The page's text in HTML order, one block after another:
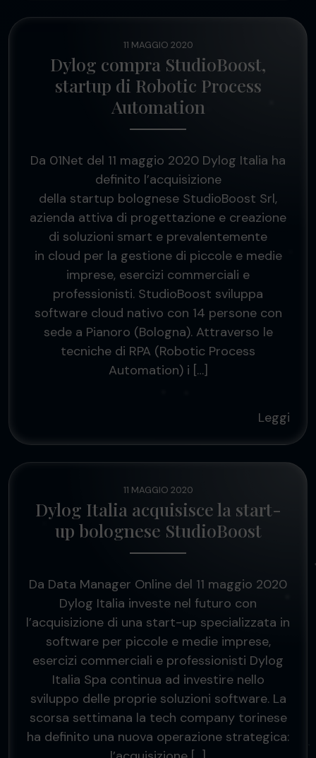
11 MAGGIO 2020
Dylog compra StudioBoost,
startup di Robotic Process
Automation
Da 01Net del 11 maggio 2020 Dylog Italia ha
definito l’acquisizione
della startup bolognese StudioBoost Srl,
azienda attiva di progettazione e creazione
di soluzioni smart e prevalentemente
in cloud per la gestione di piccole e medie
imprese, esercizi commerciali e
professionisti. StudioBoost sviluppa
software cloud nativo con 14 persone con
sede a Pianoro (Bologna). Attraverso le
tecniche di RPA (Robotic Process
Automation) i […]
Leggi
11 MAGGIO 2020
Dylog Italia acquisisce la start-
up bolognese StudioBoost
Da Data Manager Online del 11 maggio 2020
Dylog Italia investe nel futuro con
l’acquisizione di una start-up specializzata in
software per piccole e medie imprese,
esercizi commerciali e professionisti Dylog
Italia Spa continua ad investire nello
sviluppo delle proprie soluzioni software. La
scorsa settimana la tech company torinese
ha definito una nuova operazione strategica: